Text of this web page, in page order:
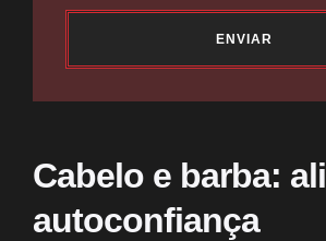
ENVIAR
Cabelo e barba:
autoconfiança